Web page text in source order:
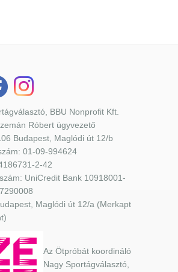
BBU Nonprofit Kft.
Róbert ügyvezető
Budapest, Maglódi út 12/b
01-09-994624
2-42
UniCredit Bank 10918001-
Maglódi út 12/a (Merkapt
Az Ötpróbát koordináló
Nagy Sportágválasztó,